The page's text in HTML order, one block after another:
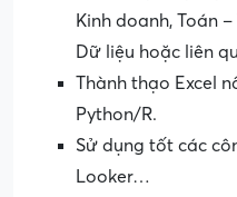
Kinh doanh, Toán
Dữ liệu hoặc liên
Thành thạo Excel
Python/R.
Sử dụng tốt các
Looker…